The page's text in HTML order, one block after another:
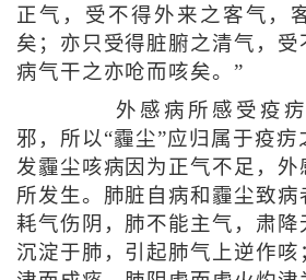
正气，受不得外来之客气，
矣；亦只受得脏腑之清气，受
病气干之亦呛而咳矣。”
外感病所感受疫疠
邪，所以“霾尘”应归属于疫疠
发霾尘咳病因为正气不足，外
所发生。肺脏自病和霾尘致病
耗气伤阴，肺不能主气，肃降
沉淀于肺，引起肺气上逆作咳